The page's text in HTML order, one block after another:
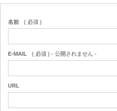
名前 ( 必須 )
E-MAIL ( 必須 ) - 公開されません -
URL